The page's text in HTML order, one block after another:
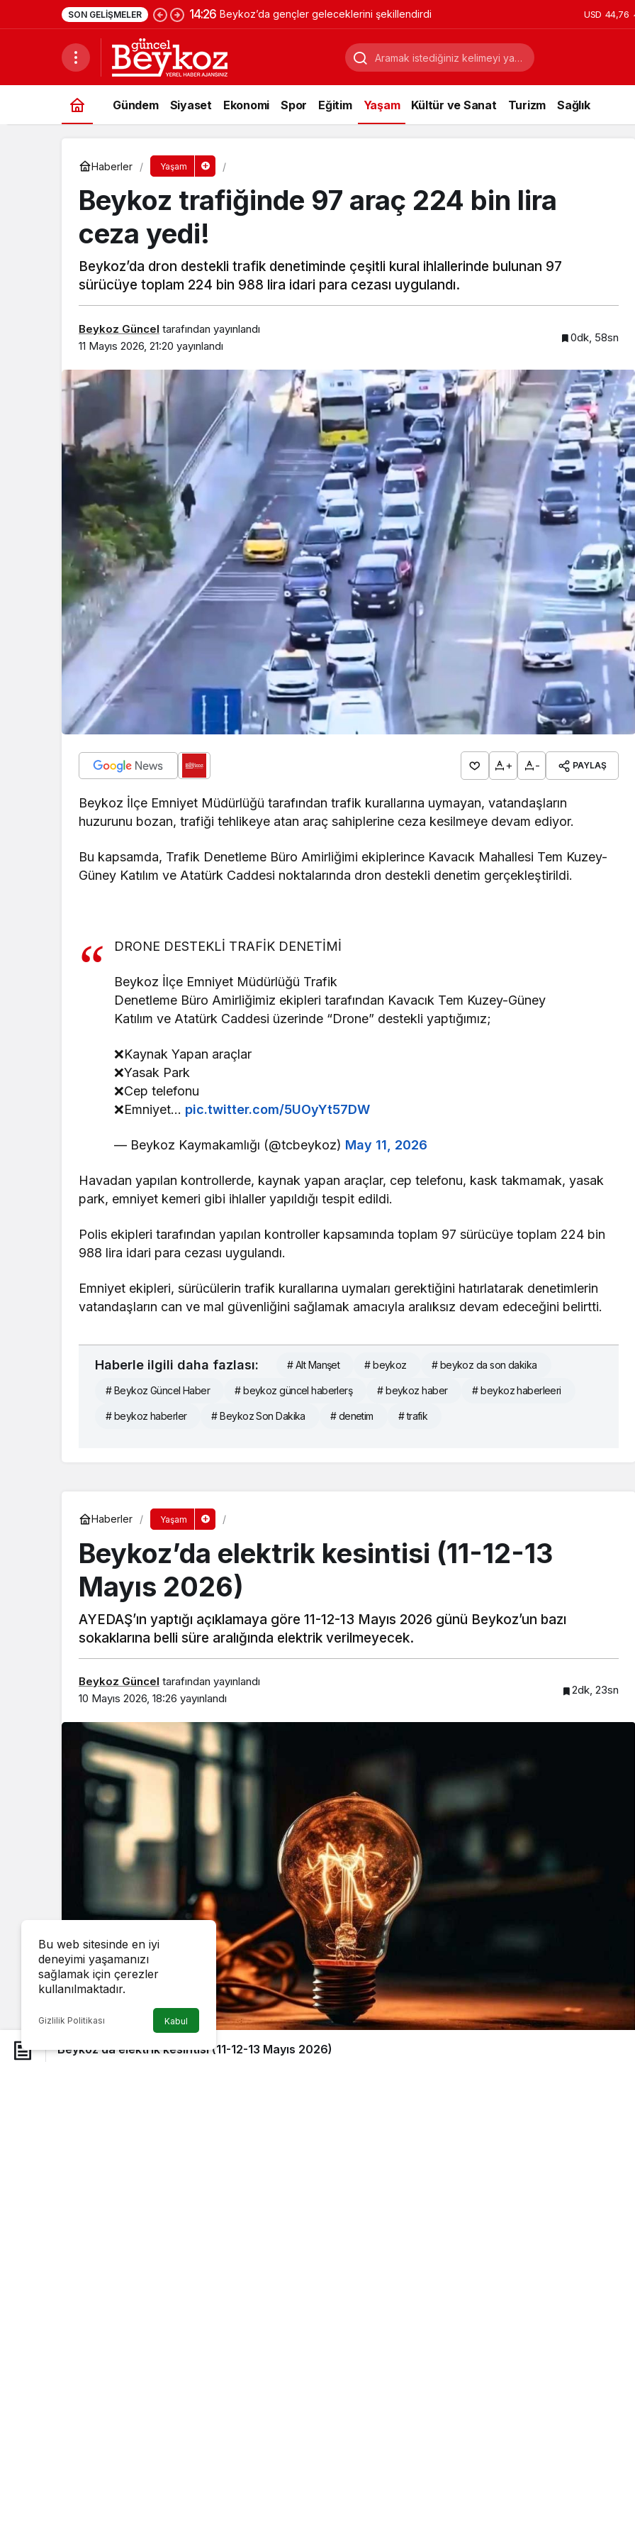
SON GELIŞMELER 14:26 Beykoz’da gençler geleceklerini şekillendirdi USD 44,76
Gündem Siyaset Ekonomi Spor Eğitim Yaşam Kültür ve Sanat Turizm Sağlık
Haberler Yaşam
Beykoz trafiğinde 97 araç 224 bin lira
ceza yedi!
Beykoz’da dron destekli trafik denetiminde çeşitli kural ihlallerinde bulunan 97
sürücüye toplam 224 bin 988 lira idari para cezası uygulandı.
Beykoz Güncel tarafından yayınlandı
11 Mayıs 2026, 21:20 yayınlandı
0dk, 58sn
+ - PAYLAŞ
Beykoz İlçe Emniyet Müdürlüğü tarafından trafik kurallarına uymayan, vatandaşların
huzurunu bozan, trafiği tehlikeye atan araç sahiplerine ceza kesilmeye devam ediyor.
Bu kapsamda, Trafik Denetleme Büro Amirliğimi ekiplerince Kavacık Mahallesi Tem Kuzey-
Güney Katılım ve Atatürk Caddesi noktalarında dron destekli denetim gerçekleştirildi.
DRONE DESTEKLİ TRAFİK DENETİMİ
Beykoz İlçe Emniyet Müdürlüğü Trafik
Denetleme Büro Amirliğimiz ekipleri tarafından Kavacık Tem Kuzey-Güney
Katılım ve Atatürk Caddesi üzerinde “Drone” destekli yaptığımız;
❌️Kaynak Yapan araçlar
❌️Yasak Park
❌️Cep telefonu
❌️Emniyet… pic.twitter.com/5UOyYt57DW
— Beykoz Kaymakamlığı (@tcbeykoz) May 11, 2026
Havadan yapılan kontrollerde, kaynak yapan araçlar, cep telefonu, kask takmamak, yasak
park, emniyet kemeri gibi ihlaller yapıldığı tespit edildi.
Polis ekipleri tarafından yapılan kontroller kapsamında toplam 97 sürücüye toplam 224 bin
988 lira idari para cezası uygulandı.
Emniyet ekipleri, sürücülerin trafik kurallarına uymaları gerektiğini hatırlatarak denetimlerin
vatandaşların can ve mal güvenliğini sağlamak amacıyla aralıksız devam edeceğini belirtti.
Haberle ilgili daha fazlası: # Alt Manşet # beykoz # beykoz da son dakika
# Beykoz Güncel Haber # beykoz güncel haberlerş # beykoz haber # beykoz haberleeri
# beykoz haberler # Beykoz Son Dakika # denetim # trafik
Beykoz’da gençler
geleceklerini şekillendirdi
Beykoz’a nefesleri kesecek
dev yatırım!
Haberler Yaşam
Beykoz’da elektrik kesintisi (11-12-13
Mayıs 2026)
AYEDAŞ’ın yaptığı açıklamaya göre 11-12-13 Mayıs 2026 günü Beykoz’un bazı
sokaklarına belli süre aralığında elektrik verilmeyecek.
Beykoz Güncel tarafından yayınlandı
10 Mayıs 2026, 18:26 yayınlandı
2dk, 23sn
Beykoz’da elektrik kesintisi (11-12-13 Mayıs 2026)
Bu web sitesinde en iyi
deneyimi yaşamanızı
sağlamak için çerezler
kullanılmaktadır.
Gizlilik Politikası Kabul